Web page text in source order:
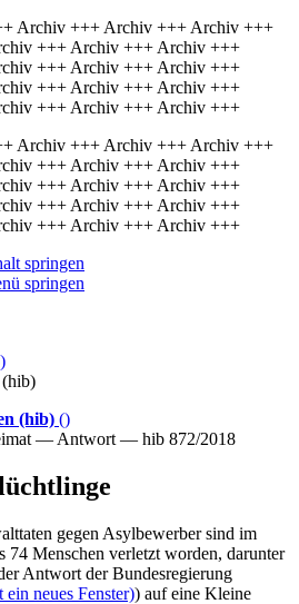
Archiv +++ Archiv +++ Archiv +++
+++ Archiv +++ Archiv +++
+++ Archiv +++ Archiv +++
+++ Archiv +++ Archiv +++
+++ Archiv +++ Archiv +++
Archiv +++ Archiv +++ Archiv +++
+++ Archiv +++ Archiv +++
+++ Archiv +++ Archiv +++
+++ Archiv +++ Archiv +++
+++ Archiv +++ Archiv +++
springen
springen
(hib)
(hib) ()
— Antwort — hib 872/2018
gegen Asylbewerber sind im
74 Menschen verletzt worden, darunter
Antwort der Bundesregierung
neues Fenster)) auf eine Kleine